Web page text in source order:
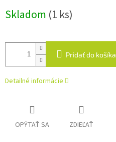
cena:
Skladom (1 ks)
Pridať do košíka
Detailné informácie
OPÝTAŤ SA ZDIEĽAŤ